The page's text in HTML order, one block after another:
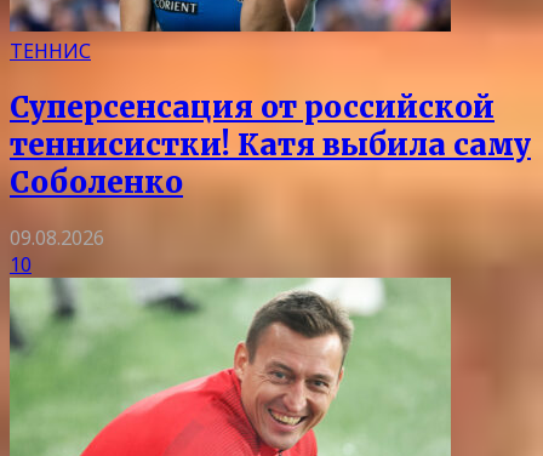
ТЕННИС
Суперсенсация от российской
теннисистки! Катя выбила саму
Соболенко
09.08.2026
10